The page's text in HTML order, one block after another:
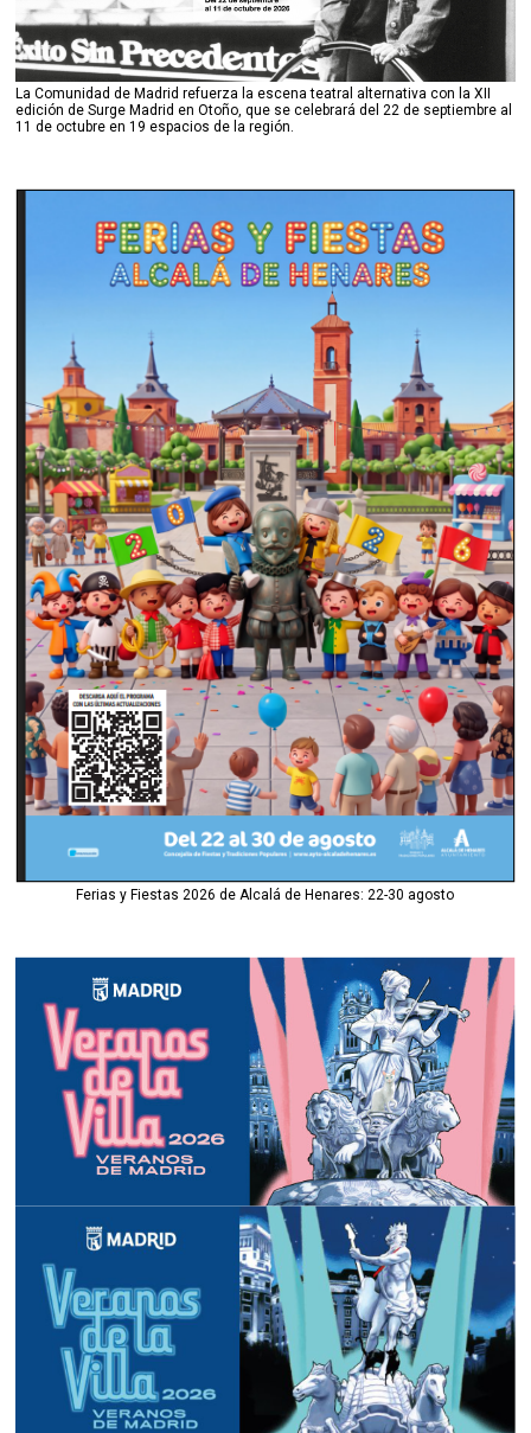
La Comunidad de Madrid refuerza la escena teatral alternativa con la XII
edición de Surge Madrid en Otoño, que se celebrará del 22 de septiembre al
11 de octubre en 19 espacios de la región.
Ferias y Fiestas 2026 de Alcalá de Henares: 22-30 agosto